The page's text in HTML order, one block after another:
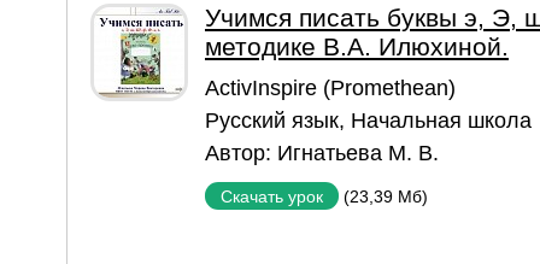
Учимся писать буквы э,
методике В.А. Илюхиной.
ActivInspire (Promethean)
Русский язык, Начальная школа
Автор: Игнатьева М. В.
Скачать урок (23,39 Мб)